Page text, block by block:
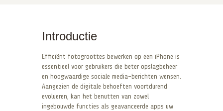
Introductie
Efficiënt fotogroottes bewerken op een iPhone is
essentieel voor gebruikers die beter opslagbeheer
en hoogwaardige sociale media-berichten wensen.
Aangezien de digitale behoeften voortdurend
evolueren, kan het benutten van zowel
ingebouwde functies als geavanceerde apps uw